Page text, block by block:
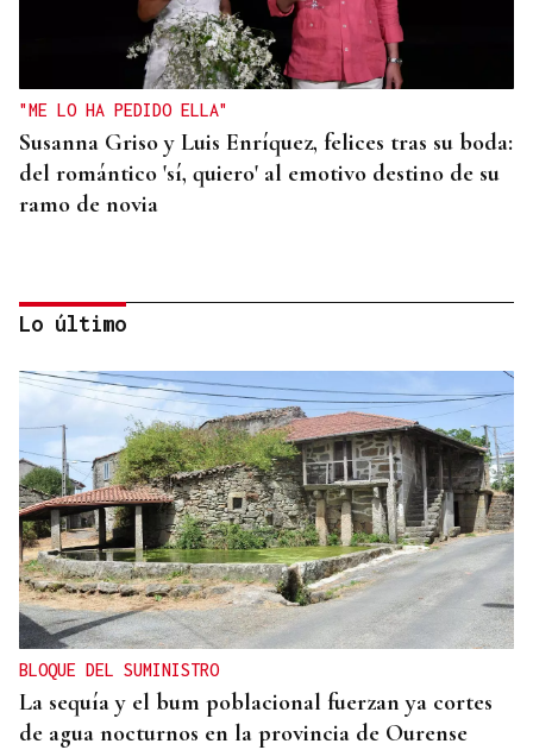
"ME LO HA PEDIDO ELLA"
Susanna Griso y Luis Enríquez, felices tras su boda:
del romántico 'sí, quiero' al emotivo destino de su
ramo de novia
QUEN CHO DIXO
¿Sabe usted que la reina Letizia hizo un guiño a
Ourense en la final del Mundial?
Lo último
BLOQUE DEL SUMINISTRO
La sequía y el bum poblacional fuerzan ya cortes
de agua nocturnos en la provincia de Ourense